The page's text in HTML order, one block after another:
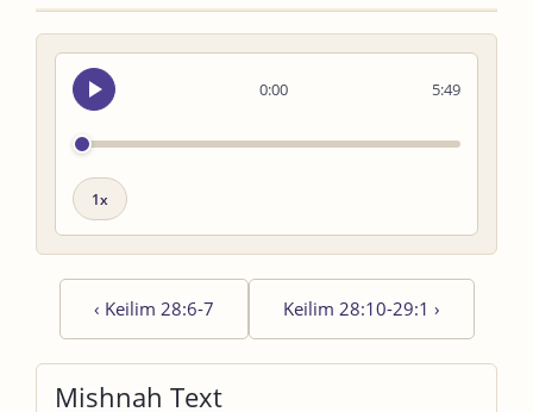
0:00
Seek
audio
5:49
Playback
‹ Keilim 28:6-7 Keilim 28:10-29:1 ›
Mishnah Text